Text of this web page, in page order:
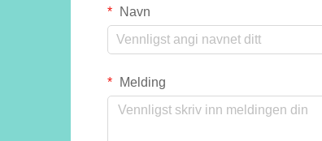
Navn
Melding